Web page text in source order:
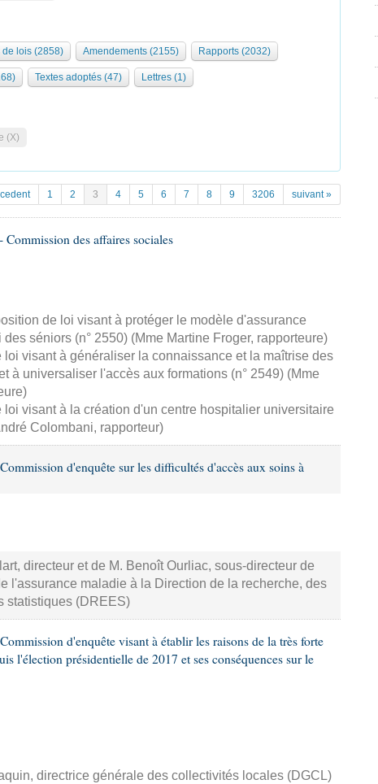
de lois (2858) Amendements (2155) Rapports (2032)
Textes adoptés (47) Lettres (1)
(X)
1 2 3 4 5 6 7 8 9 3206 suivant »
des affaires sociales
de loi visant à protéger le modèle d'assurance
séniors (n° 2550) (Mme Martine Froger, rapporteure)
visant à généraliser la connaissance et la maîtrise des
à universaliser l'accès aux formations (n° 2549) (Mme
visant à la création d'un centre hospitalier universitaire
Colombani, rapporteur)
d'enquête sur les difficultés d'accès aux soins à
directeur et de M. Benoît Ourliac, sous-directeur de
l'assurance maladie à la Direction de la recherche, des
statistiques (DREES)
d'enquête visant à établir les raisons de la très forte
l'élection présidentielle de 2017 et ses conséquences sur le
directrice générale des collectivités locales (DGCL)